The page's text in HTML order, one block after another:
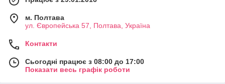
м. Полтава
ул. Європейська 57, Полтава, Україна
Контакти
Сьогодні працює з 08:00 до 17:00
Показати весь графік роботи